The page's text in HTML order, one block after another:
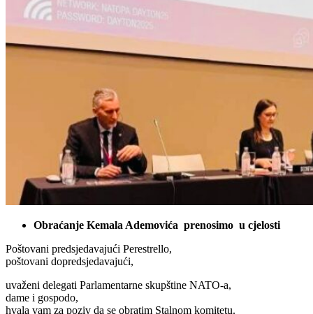
Obraćanje Kemala Ademovića prenosimo u cjelosti
Poštovani predsjedavajući Perestrello,
poštovani dopredsjedavajući,
uvaženi delegati Parlamentarne skupštine NATO-a,
dame i gospodo,
hvala vam za poziv da se obratim Stalnom komitetu.